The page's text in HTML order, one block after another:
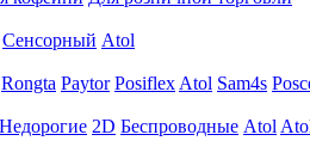
Сенсорный Atol
Rongta Paytor Posiflex Atol Sam4s
Недорогие 2D Беспроводные Atol